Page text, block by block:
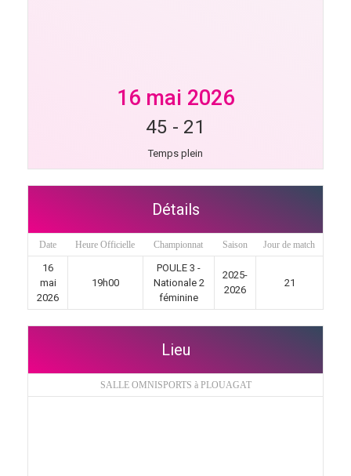
16 mai 2026
45 - 21
Temps plein
Détails
Date Heure Officielle Championnat Saison Jour de match
16
mai
2026
19h00
POULE 3 -
Nationale 2
féminine
2025-
2026
21
Lieu
SALLE OMNISPORTS à PLOUAGAT